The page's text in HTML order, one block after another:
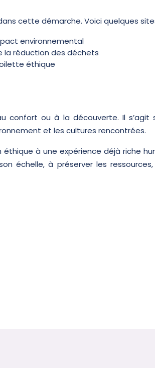
cette démarche. Voici quelques
environnemental
la réduction des déchets
éthique
confort ou à la découverte. Il s’agit
et les cultures rencontrées.
éthique à une expérience déjà riche
échelle, à préserver les